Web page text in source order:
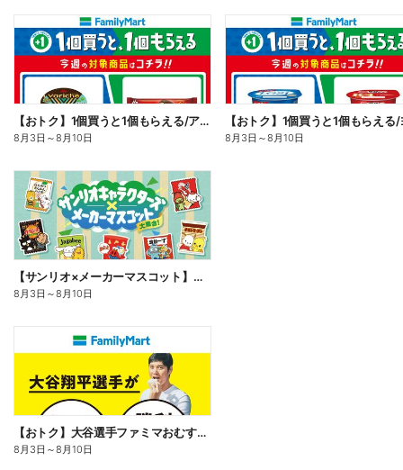
【おトク】1個買うと1個もらえる/アイス
8月3日 ～8月10日 8月3日 ～8月10日
【サンリオ×メーカーマスコット】オリジナルグッズ貰える!
8月3日 ～8月10日
【おトク】大谷選手ファミマおむすび割
8月3日 ～8月10日